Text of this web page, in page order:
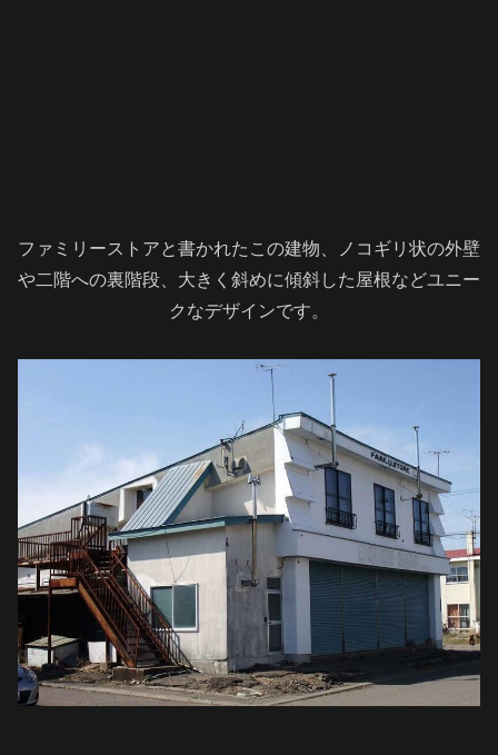
ファミリーストアと書かれたこの建物、ノコギリ状の外壁
や二階への裏階段、大きく斜めに傾斜した屋根などユニー
クなデザインです。